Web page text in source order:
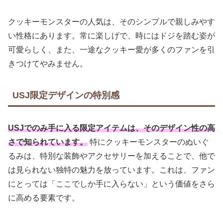
クッキーモンスターの人気は、そのシンプルで親しみやす
い性格にあります。常に楽しげで、時にはドジを踏む姿が
可愛らしく、また、一途なクッキー愛が多くのファンを引
きつけてやみません。
USJ限定デザインの特別感
USJでのみ手に入る限定アイテムは、そのデザイン性の高
さで知られています。 特にクッキーモンスターのぬいぐ
るみは、特別な装飾やアクセサリーを加えることで、他で
は見られない独特の魅力を放っています。これは、ファン
にとっては「ここでしか手に入らない」という価値をさら
に高める要素です。